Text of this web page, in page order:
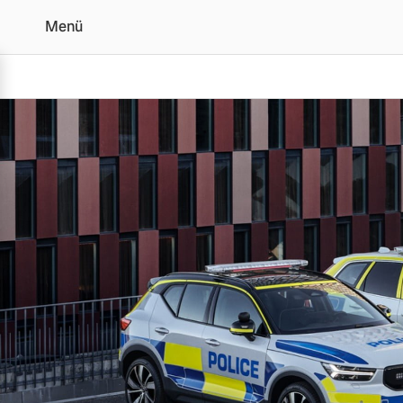
Volvo
Menü
Vollelektrisch
Plug-in Hybrid
3 Modelle